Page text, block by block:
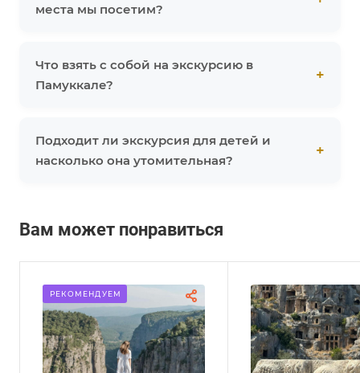
места мы посетим?
Что взять с собой на экскурсию в
Памуккале?
Подходит ли экскурсия для детей и
насколько она утомительная?
Вам может понравиться
РЕКОМЕНДУЕМ